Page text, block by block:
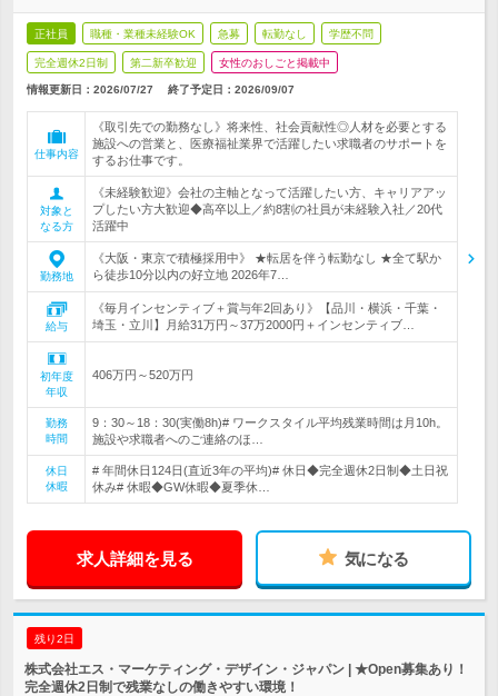
正社員 職種・業種未経験OK 急募 転勤なし 学歴不問
完全週休2日制 第二新卒歓迎 女性のおしごと掲載中
情報更新日：2026/07/27 終了予定日： 2026/09/07
仕事内容
《取引先での勤務なし》将来性、社会貢献性◎人材を必要とする
施設への営業と、医療福祉業界で活躍したい求職者のサポートを
するお仕事です。
対象と
なる方
《未経験歓迎》会社の主軸となって活躍したい方、キャリアアッ
プしたい方大歓迎◆高卒以上／約8割の社員が未経験入社／20代
活躍中
勤務地
《大阪・東京で積極採用中》 ★転居を伴う転勤なし ★全て駅か
ら徒歩10分以内の好立地 2026年7…
給与
《毎月インセンティブ＋賞与年2回あり》【品川・横浜・千葉・
埼玉・立川】月給31万円～37万2000円＋インセンティブ…
初年度
年収
406万円～520万円
勤務
時間
9：30～18：30(実働8h)# ワークスタイル平均残業時間は月10h。
施設や求職者へのご連絡のほ…
休日
休暇
# 年間休日124日(直近3年の平均)# 休日◆完全週休2日制◆土日祝
休み# 休暇◆GW休暇◆夏季休…
求人詳細を見る 気になる
残り2日
株式会社エス・マーケティング・デザイン・ジャパン | ★Open募集あり！
完全週休2日制で残業なしの働きやすい環境！